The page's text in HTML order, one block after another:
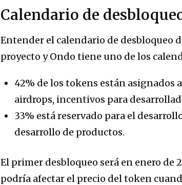
Calendario de
Entender el calendario de desbloqueo
proyecto y Ondo tiene uno de los
42% de los tokens están asignados
airdrops, incentivos para
33% está reservado para el
desarrollo de productos.
El primer desbloqueo será en enero de
podría afectar el precio del token